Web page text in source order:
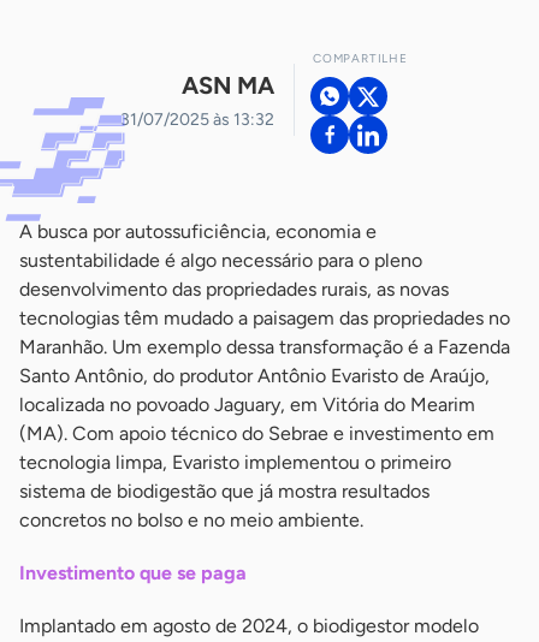
ASN MA
31/07/2025 às 13:32
COMPARTILHE
A busca por autossuficiência, economia e
sustentabilidade é algo necessário para o pleno
desenvolvimento das propriedades rurais, as novas
tecnologias têm mudado a paisagem das propriedades no
Maranhão. Um exemplo dessa transformação é a Fazenda
Santo Antônio, do produtor Antônio Evaristo de Araújo,
localizada no povoado Jaguary, em Vitória do Mearim
(MA). Com apoio técnico do Sebrae e investimento em
tecnologia limpa, Evaristo implementou o primeiro
sistema de biodigestão que já mostra resultados
concretos no bolso e no meio ambiente.
Investimento que se paga
Implantado em agosto de 2024, o biodigestor modelo